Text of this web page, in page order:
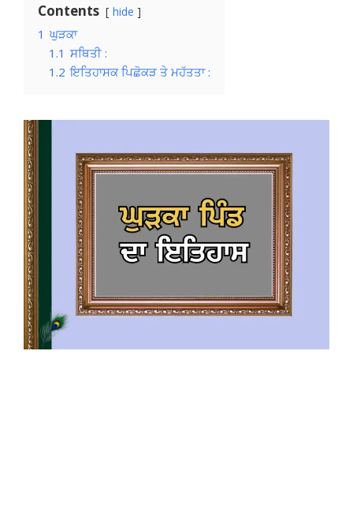
Contents hide
1 ਘੁੜਕਾ
1.1 ਸਥਿਤੀ :
1.2 ਇਤਿਹਾਸਕ ਪਿਛੋਕੜ ਤੇ ਮਹੱਤਤਾ :